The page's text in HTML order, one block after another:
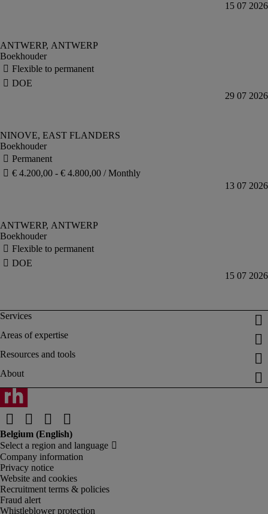
Boekhouder
Boekhouder
Boekhouder
Company information
Privacy notice
Website and cookies
Recruitment terms & policies
Fraud alert
Whistleblower protection